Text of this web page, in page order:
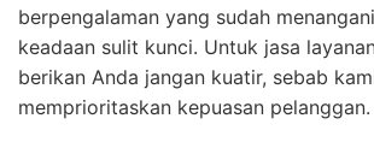
berpengalaman yang sudah
keadaan sulit kunci. Untuk jasa
berikan Anda jangan kuatir, sebab
memprioritaskan kepuasan pelanggan.